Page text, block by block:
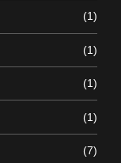
(1)
(1)
(1)
(1)
(7)